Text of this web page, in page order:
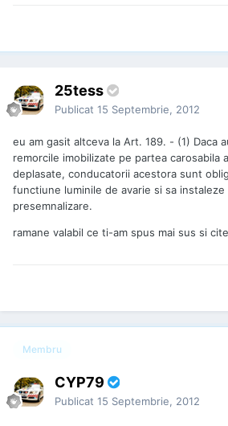
25tess
Publicat 15 Septembrie, 2012
eu am gasit altceva la Art. 189. - (1) Daca
remorcile imobilizate pe partea carosabila
deplasate, conducatorii acestora sunt
functiune luminile de avarie si sa
presemnalizare.
ramane valabil ce ti-am spus mai sus si
Membru
CYP79
Publicat 15 Septembrie, 2012